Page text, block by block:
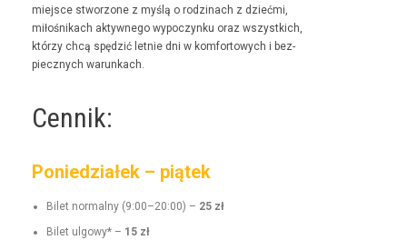
miejsce stwor­zone z myślą o rodz­i­nach z dzieć­mi,
miłośnikach akty­wnego wypoczynku oraz wszys­t­kich,
którzy chcą spędz­ić let­nie dni w kom­for­towych i bez­
piecznych warunkach.
Cennik:
Poniedziałek – piątek
Bilet nor­mal­ny (9:00–20:00) – 25 zł
Bilet ulgo­wy* – 15 zł